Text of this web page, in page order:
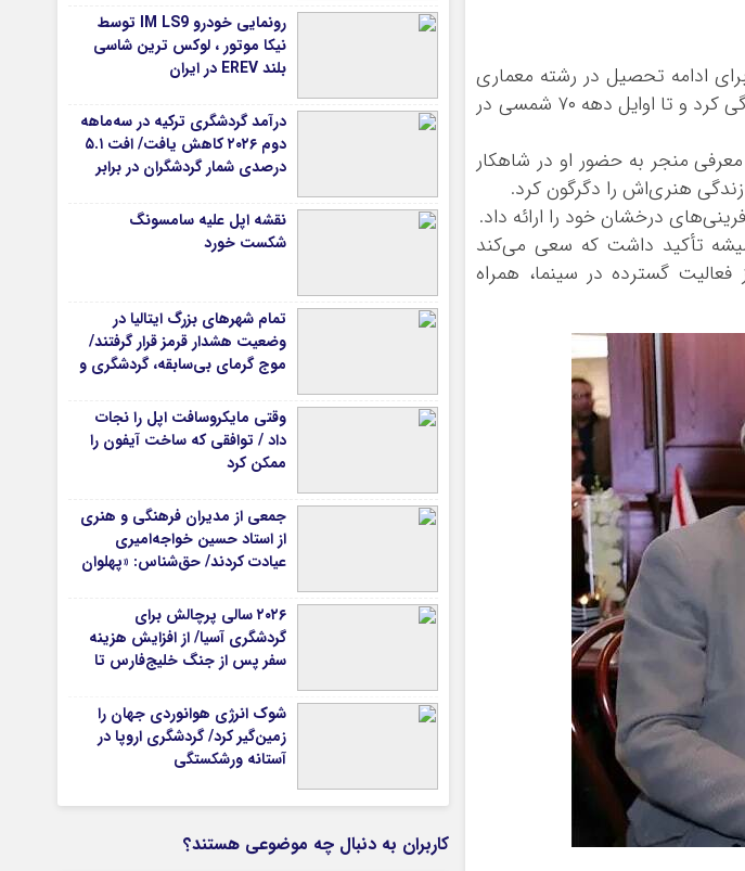
بود. او در سال ۱۳۴۴ دیپلم گرفت و برای ادامه تحصیل در رشته معماری
راهی ایتالیا شد. پس از پایان تحصیلات مدتی در ایران و سپس در کانادا زندگی کرد و تا اوایل دهه ۷۰ شمسی در
معرفی منجر به حضور او در شاهکار
درخشان خود را ارائه داد.
تأکید داشت که سعی می‌کند
گسترده در سینما، همراه
رونمایی خودرو IM LS9 توسط
نیکا موتور ، لوکس ترین شاسی
بلند EREV در ایران
درآمد گردشگری ترکیه در سه‌ماهه
دوم ۲۰۲۶ کاهش یافت/ افت ۵.۱
درصدی شمار گردشگران در برابر
نقشه اپل علیه سامسونگ
شکست خورد
تمام شهرهای بزرگ ایتالیا در
وضعیت هشدار قرمز قرار گرفتند/
موج گرمای بی‌سابقه، گردشگری و
قرار داد
وقتی مایکروسافت اپل را نجات
داد / توافقی که ساخت آیفون را
ممکن کرد
جمعی از مدیران فرهنگی و هنری
از استاد حسین خواجه‌امیری
عیادت کردند/ حق‌شناس: «پهلوان
برای استاد ایرج است
۲۰۲۶ سالی پرچالش برای
گردشگری آسیا/ از افزایش هزینه
سفر پس از جنگ خلیج‌فارس تا
شوک انرژی هوانوردی جهان را
زمین‌گیر کرد/ گردشگری اروپا در
آستانه ورشکستگی
کاربران به دنبال چه موضوعی هستند؟